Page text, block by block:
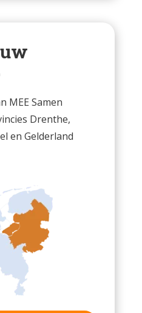
MEE Samen
Drenthe,
en Gelderland